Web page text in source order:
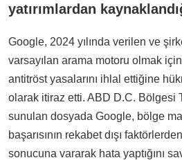
yatırımlardan
Google, 2024 yılında verilen ve
varsayılan arama motoru olmak
antitröst yasalarını ihlal ettiğine
olarak itiraz etti. ABD D.C. Bölgesi
sunulan dosyada Google, bölge
başarısının rekabet dışı
sonucuna vararak hata yaptığını